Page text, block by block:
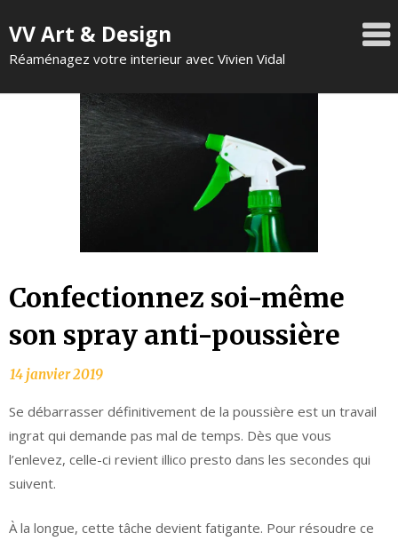
VV Art & Design
Réaménagez votre interieur avec Vivien Vidal
Confectionnez soi-même
son spray anti-poussière
Se débarrasser définitivement de la poussière est un travail
ingrat qui demande pas mal de temps. Dès que vous
l’enlevez, celle-ci revient illico presto dans les secondes qui
suivent.
À la longue, cette tâche devient fatigante. Pour résoudre ce